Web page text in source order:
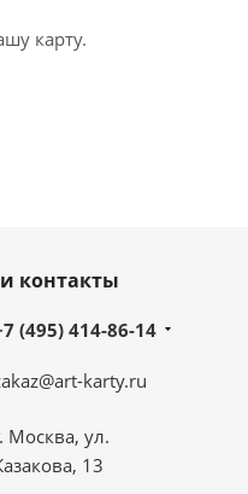
карту.
контакты
(495) 414-86-14
karty.ru
Москва, ул.
13